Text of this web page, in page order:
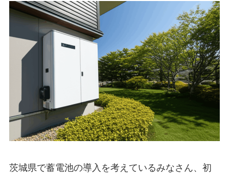
茨城県で蓄電池の導入を考えているみなさん、初